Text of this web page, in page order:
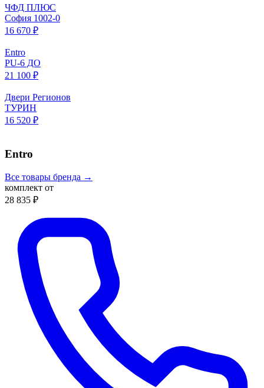
ЧФД ПЛЮС
София 1002-0
16 670 ₽
Entro
PU-6 ДО
21 100 ₽
Двери Регионов
ТУРИН
16 520 ₽
Entro
Все товары бренда →
комплект от
28 835 ₽